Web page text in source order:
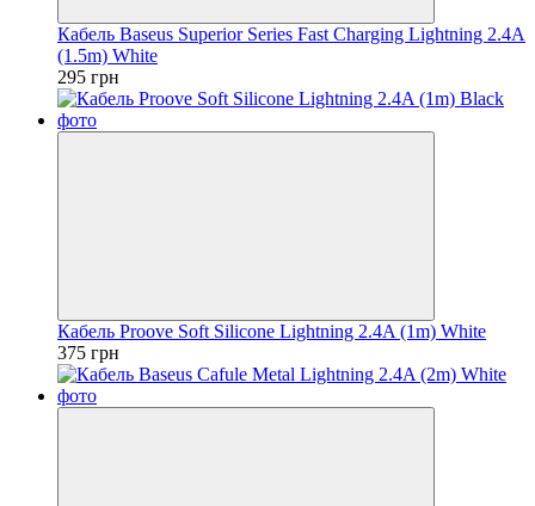
Кабель Baseus Superior Series Fast Charging Lightning 2.4A
(1.5m) White
295 грн
Кабель Proove Soft Silicone Lightning 2.4A (1m) White
375 грн